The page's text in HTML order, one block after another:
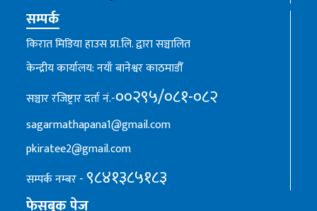
सम्पर्क
किरात मिडिया हाउस प्रा.लि. द्वारा सञ्चालित
केन्द्रीय कार्यालय: नयाँ बानेश्वर काठमाडौँ
सञ्चार रजिष्ट्रार दर्ता नं.-००२९५/०८१-०८२
sagarmathapana1@gmail.com
pkiratee2@gmail.com
सम्पर्क नम्बर - ९८४१३८५१८३